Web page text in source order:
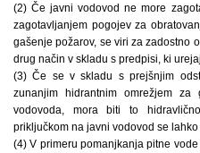
(2) Če javni vodovod ne more
zagotavljanjem pogojev za
gašenje požarov, se viri za zadostno
drug način v skladu s predpisi, ki
(3) Če se v skladu s prejšnjim
zunanjim hidrantnim omrežjem
vodovoda, mora biti to
priključkom na javni vodovod se
(4) V primeru pomanjkanja pitne